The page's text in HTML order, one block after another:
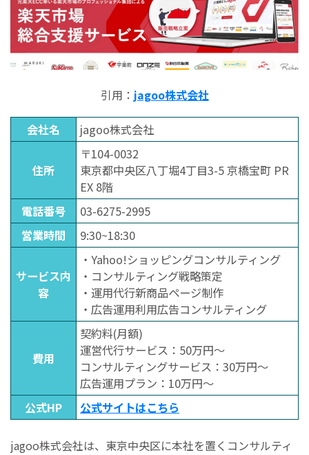
引用： jagoo株式会社
会社名 jagoo株式会社
住所
〒104-0032
東京都中央区八丁堀4丁目3-5 京橋宝町 PR
EX 8階
電話番号
03-6275-2995
営業時間
9:30~18:30
サービス内
容
・Yahoo!ショッピングコンサルティング
・コンサルティング戦略策定
・運用代行新商品ページ制作
・広告運用利用広告コンサルティング
費用
契約料(月額)
運営代行サービス：50万円～
コンサルティングサービス：30万円～
広告運用プラン：10万円～
公式HP
公式サイトはこちら
jagoo株式会社は、東京中央区に本社を置くコンサルティ